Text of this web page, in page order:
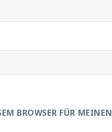
BROWSER FÜR MEINEN